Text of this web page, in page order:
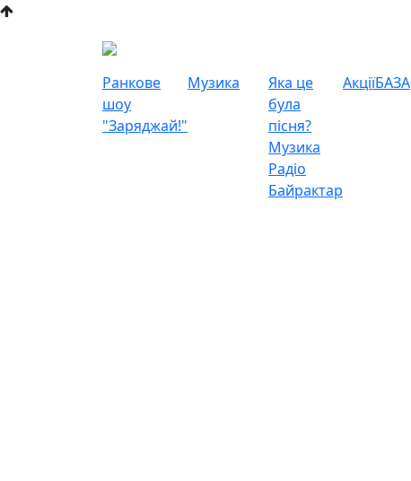
Ранкове
шоу
"Заряджай!"
Музика
Яка це
була
пісня?
Музика
Радіо
Байрактар
АкціїБАЗА